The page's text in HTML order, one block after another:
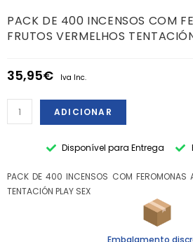
PACK DE 400 INCENSOS COM
FRUTOS VERMELHOS
35,95€ Iva Inc.
ADICIONAR
Disponível para Entrega
PACK DE 400 INCENSOS COM FEROMONAS
TENTACIÓN PLAY SEX
Embalamento